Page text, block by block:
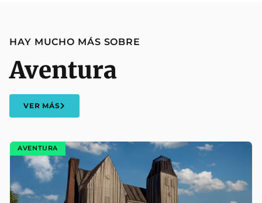
HAY MUCHO MÁS SOBRE
Aventura
VER MÁS
AVENTURA